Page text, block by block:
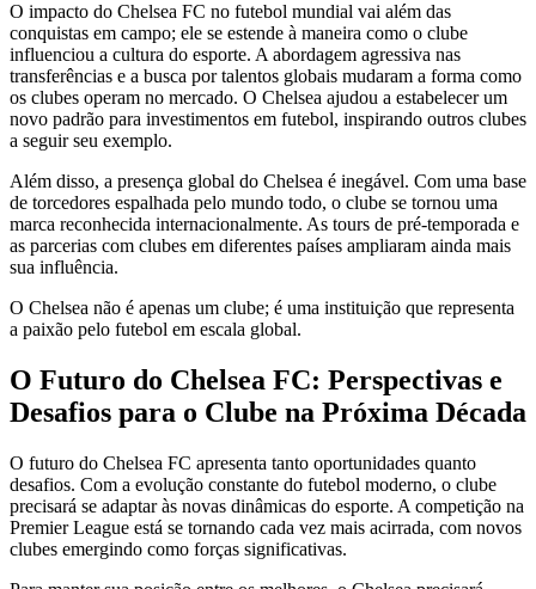
O impacto do Chelsea FC no futebol mundial vai além das
conquistas em campo; ele se estende à maneira como o clube
influenciou a cultura do esporte. A abordagem agressiva nas
transferências e a busca por talentos globais mudaram a forma como
os clubes operam no mercado. O Chelsea ajudou a estabelecer um
novo padrão para investimentos em futebol, inspirando outros clubes
a seguir seu exemplo.
Além disso, a presença global do Chelsea é inegável. Com uma base
de torcedores espalhada pelo mundo todo, o clube se tornou uma
marca reconhecida internacionalmente. As tours de pré-temporada e
as parcerias com clubes em diferentes países ampliaram ainda mais
sua influência.
O Chelsea não é apenas um clube; é uma instituição que representa
a paixão pelo futebol em escala global.
O Futuro do Chelsea FC: Perspectivas e
Desafios para o Clube na Próxima Década
O futuro do Chelsea FC apresenta tanto oportunidades quanto
desafios. Com a evolução constante do futebol moderno, o clube
precisará se adaptar às novas dinâmicas do esporte. A competição na
Premier League está se tornando cada vez mais acirrada, com novos
clubes emergindo como forças significativas.